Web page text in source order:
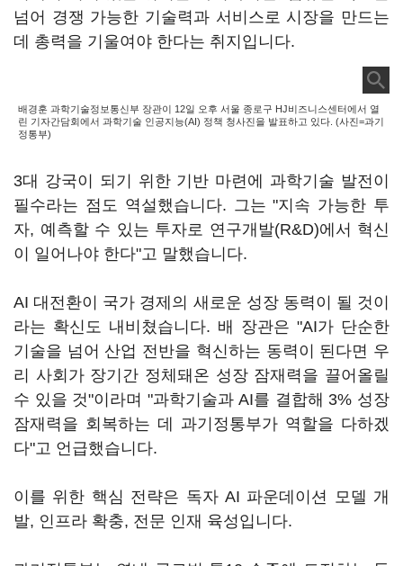
넘어 경쟁 가능한 기술력과 서비스로 시장을 만드는
데 총력을 기울여야 한다는 취지입니다.
배경훈 과학기술정보통신부 장관이 12일 오후 서울 종로구 HJ비즈니스센터에서 열
린 기자간담회에서 과학기술 인공지능(AI) 정책 청사진을 발표하고 있다. (사진=과기
정통부)
3대 강국이 되기 위한 기반 마련에 과학기술 발전이
필수라는 점도 역설했습니다. 그는 "지속 가능한 투
자, 예측할 수 있는 투자로 연구개발(R&D)에서 혁신
이 일어나야 한다"고 말했습니다.
AI 대전환이 국가 경제의 새로운 성장 동력이 될 것이
라는 확신도 내비쳤습니다. 배 장관은 "AI가 단순한
기술을 넘어 산업 전반을 혁신하는 동력이 된다면 우
리 사회가 장기간 정체돼온 성장 잠재력을 끌어올릴
수 있을 것"이라며 "과학기술과 AI를 결합해 3% 성장
잠재력을 회복하는 데 과기정통부가 역할을 다하겠
다"고 언급했습니다.
이를 위한 핵심 전략은 독자 AI 파운데이션 모델 개
발, 인프라 확충, 전문 인재 육성입니다.